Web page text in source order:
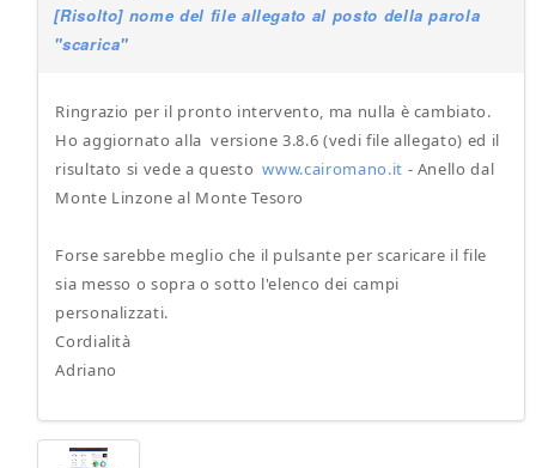
[Risolto] nome del file allegato al posto della parola
"scarica"
Ringrazio per il pronto intervento, ma nulla è cambiato.
Ho aggiornato alla versione 3.8.6 (vedi file allegato) ed il
risultato si vede a questo www.cairomano.it - Anello dal
Monte Linzone al Monte Tesoro
Forse sarebbe meglio che il pulsante per scaricare il file
sia messo o sopra o sotto l'elenco dei campi
personalizzati.
Cordialità
Adriano